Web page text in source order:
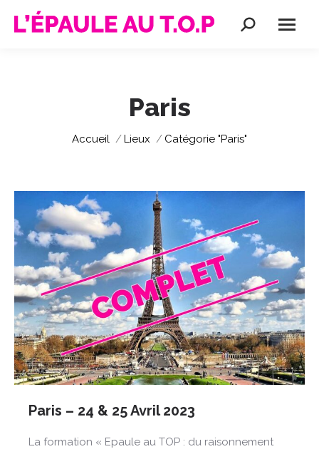
Recherche
Paris
Vous êtes ici :
Accueil Lieux Catégorie "Paris"
Paris – 24 & 25 Avril 2023
La formation « Epaule au TOP : du raisonnement